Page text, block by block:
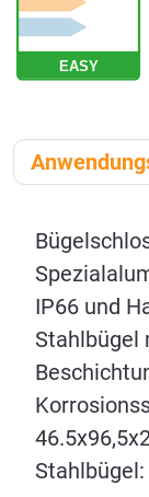
IP66 und
Stahlbügel